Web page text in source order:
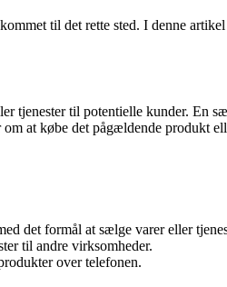
til det rette sted. I denne
tjenester til potentielle kunder. En
at købe det pågældende produkt
det formål at sælge varer eller
til andre virksomheder.
over telefonen.